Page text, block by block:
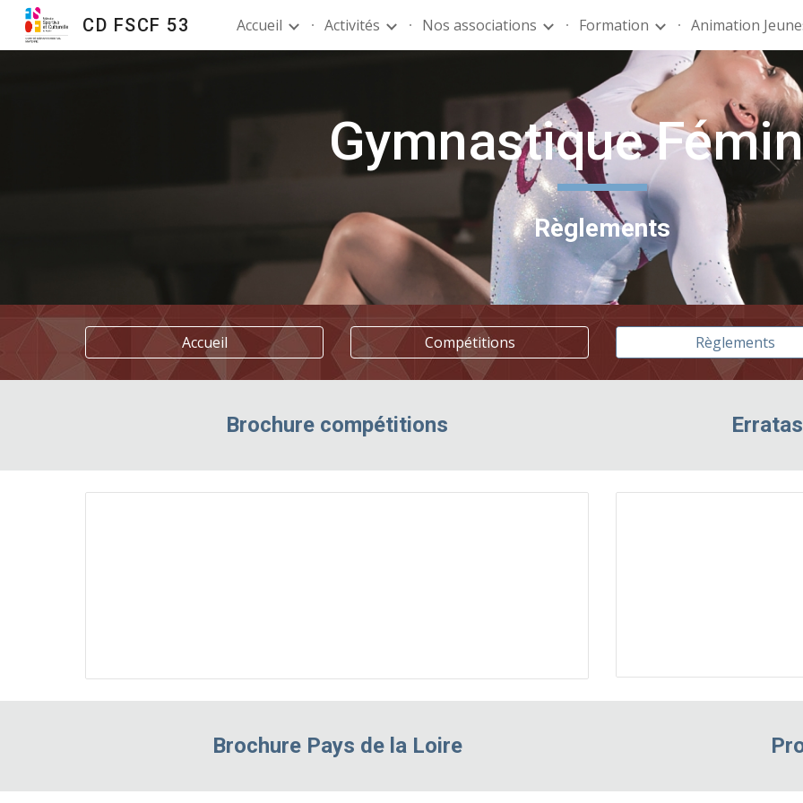
Skip to main content Skip to
CD FSCF 53 Accueil Activités Nos associations Formation Animation
Gymnastique
Règlements
Accueil Compétitions Règlements
Brochure compétitions
Brochure Pays de la Loire